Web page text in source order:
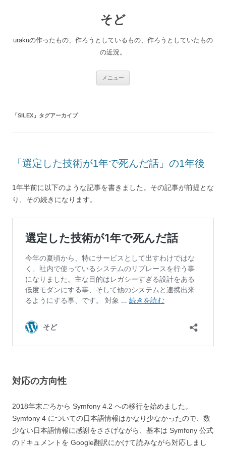
へ
そど
urakuの作ったもの、作ろうとしているもの、作ろうとしていたもの
の近況。
メニュー
「SILEX 」タグアーカイブ
「選定した技術が1年で死んだ話」の1年後
1年半前に以下のような記事を書きました。その記事が前提とな
り、その続きになります。
対応の方向性
2018年末ごろから Symfony 4.2 への移行を始めました。
Symfony 4 についての日本語情報はかなり少なかったので、数
少ない日本語情報に感謝をささげながら、基本は Symfony 公式
のドキュメントを Google翻訳にかけて読みながら対応しまし